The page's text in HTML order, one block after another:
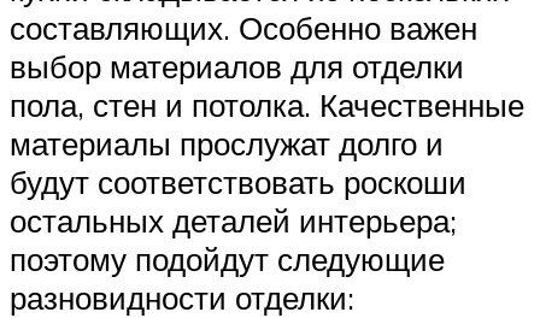
составляющих. Особенно важен
выбор материалов для отделки
пола, стен и потолка. Качественные
материалы прослужат долго и
будут соответствовать роскоши
остальных деталей интерьера;
поэтому подойдут следующие
разновидности отделки: